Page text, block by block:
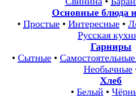
Основные блюда
• Простые• Интересные•
Русская
Гарниры
• Сытные•
Необычные
Хлеб
• Белый •